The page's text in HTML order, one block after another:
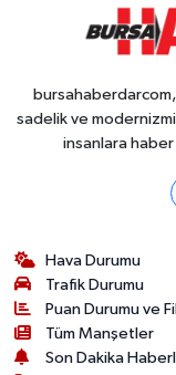
sadelik ve
insanlara
Hava Durumu
Trafik Durumu
Puan Durumu ve
Tüm Manşetler
Son Dakika